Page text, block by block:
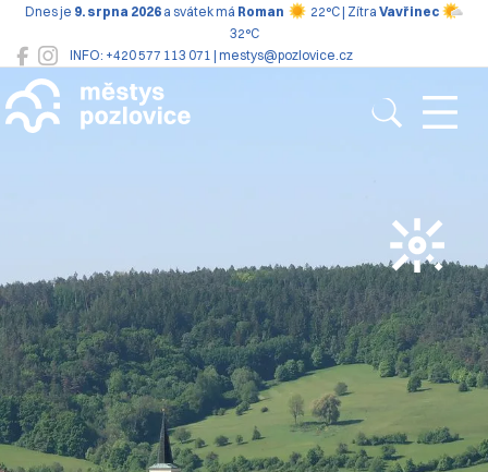
INFO: +420 577 113 071 | mestys@pozlovice.cz
Dnes je 9. srpna 2026 a svátek má Roman 22°C | Zítra Vavřinec
32°C
Pozlovice